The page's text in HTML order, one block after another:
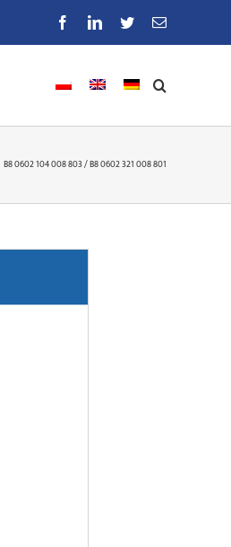
FacebookLinkedIn
TwitterE-
B8 0602 104 008 803 / B8 0602 321 008 801